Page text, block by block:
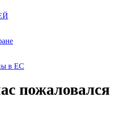
в ЕС
пожаловался